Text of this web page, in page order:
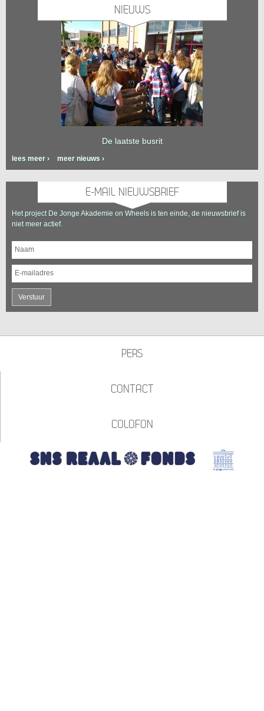
NIEUWS
De laatste busrit
lees meer › meer nieuws ›
E-MAIL NIEUWSBRIEF
Het project De Jonge Akademie on Wheels is ten einde, de nieuwsbrief is
niet meer actief.
Naam
E-mailadres
Verstuur
PERS
CONTACT
COLOFON